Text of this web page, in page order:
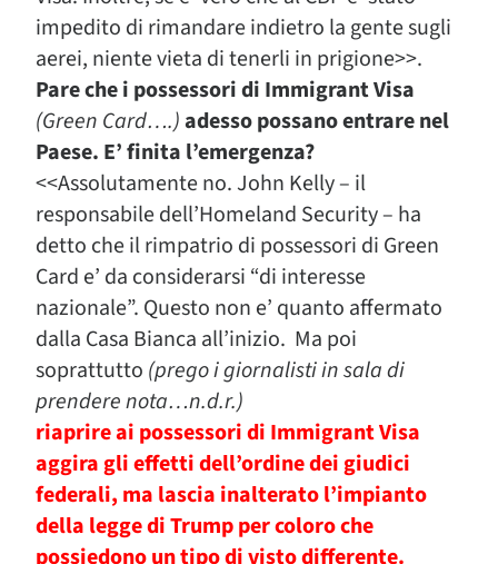
impedito di rimandare indietro la gente sugli
aerei, niente vieta di tenerli in prigione>>.
Pare che i possessori di Immigrant Visa
(Green Card….)adesso possano entrare nel
Paese. E’ finita l’emergenza?
<<Assolutamente no. John Kelly – il
responsabile dell’Homeland Security – ha
detto che il rimpatrio di possessori di Green
Card e’ da considerarsi “di interesse
nazionale”. Questo non e’ quanto affermato
dalla Casa Bianca all’inizio. Ma poi
soprattutto (prego i giornalisti in sala di
prendere nota…n.d.r.)
riaprire ai possessori di Immigrant Visa
aggira gli effetti dell’ordine dei giudici
federali, ma lascia inalterato l’impianto
della legge di Trump per coloro che
possiedono un tipo di visto differente.